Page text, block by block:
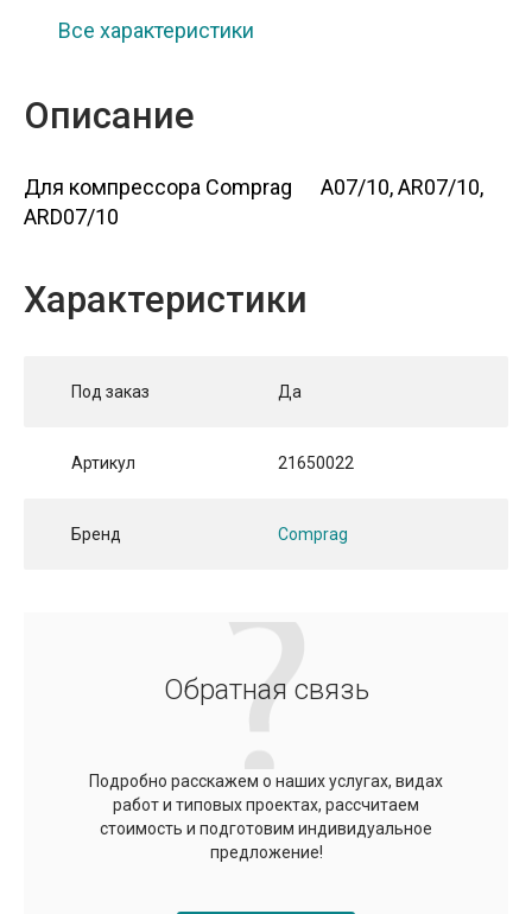
Все характеристики
Описание
Для компрессора Comprag A07/10, AR07/10,
ARD07/10
Характеристики
Под заказ Да
Артикул 21650022
Бренд Comprag
Обратная связь
Подробно расскажем о наших услугах, видах
работ и типовых проектах, рассчитаем
стоимость и подготовим индивидуальное
предложение!